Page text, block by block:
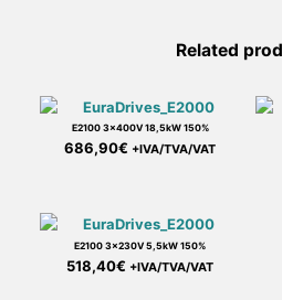
Related
E2100 3x400V 18,5kW 150%
686,90€ +IVA/TVA/VAT
E2100 3x230V 5,5kW 150%
518,40€ +IVA/TVA/VAT